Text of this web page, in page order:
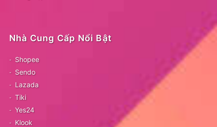
Nhà Cung Cấp Nổi Bật
Shopee
Sendo
Lazada
Tiki
Yes24
Klook